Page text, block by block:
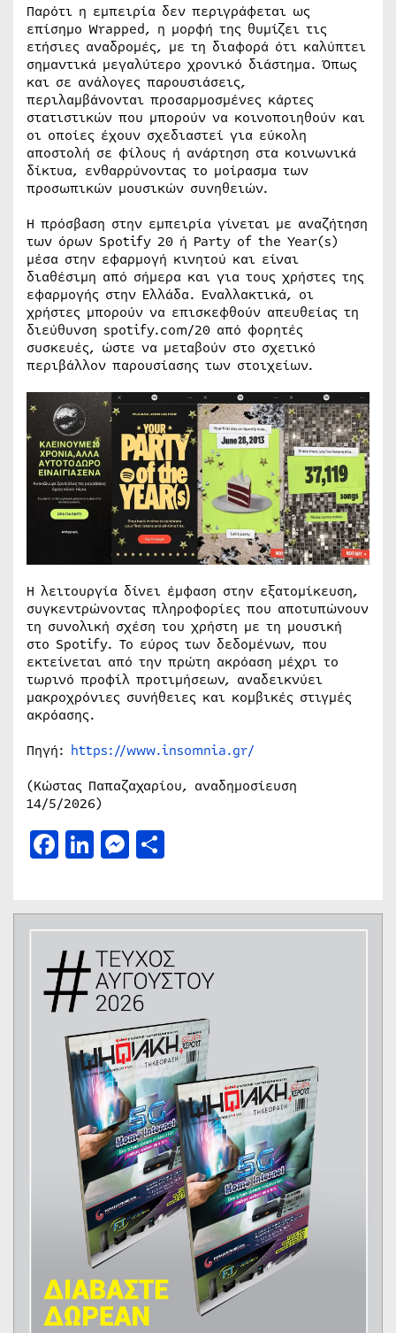
Παρότι η εμπειρία δεν περιγράφεται ως
επίσημο Wrapped, η μορφή της θυμίζει τις
ετήσιες αναδρομές, με τη διαφορά ότι καλύπτει
σημαντικά μεγαλύτερο χρονικό διάστημα. Όπως
και σε ανάλογες παρουσιάσεις,
περιλαμβάνονται προσαρμοσμένες κάρτες
στατιστικών που μπορούν να κοινοποιηθούν και
οι οποίες έχουν σχεδιαστεί για εύκολη
αποστολή σε φίλους ή ανάρτηση στα κοινωνικά
δίκτυα, ενθαρρύνοντας το μοίρασμα των
προσωπικών μουσικών συνηθειών.
Η πρόσβαση στην εμπειρία γίνεται με αναζήτηση
των όρων Spotify 20 ή Party of the Year(s)
μέσα στην εφαρμογή κινητού και είναι
διαθέσιμη από σήμερα και για τους χρήστες της
εφαρμογής στην Ελλάδα. Εναλλακτικά, οι
χρήστες μπορούν να επισκεφθούν απευθείας τη
διεύθυνση spotify.com/20 από φορητές
συσκευές, ώστε να μεταβούν στο σχετικό
περιβάλλον παρουσίασης των στοιχείων.
Η λειτουργία δίνει έμφαση στην εξατομίκευση,
συγκεντρώνοντας πληροφορίες που αποτυπώνουν
τη συνολική σχέση του χρήστη με τη μουσική
στο Spotify. Το εύρος των δεδομένων, που
εκτείνεται από την πρώτη ακρόαση μέχρι το
τωρινό προφίλ προτιμήσεων, αναδεικνύει
μακροχρόνιες συνήθειες και κομβικές στιγμές
ακρόασης.
Πηγή: https://www.insomnia.gr/
(Κώστας Παπαζαχαρίου, αναδημοσίευση
14/5/2026)
Facebook
LinkedIn
Messenger